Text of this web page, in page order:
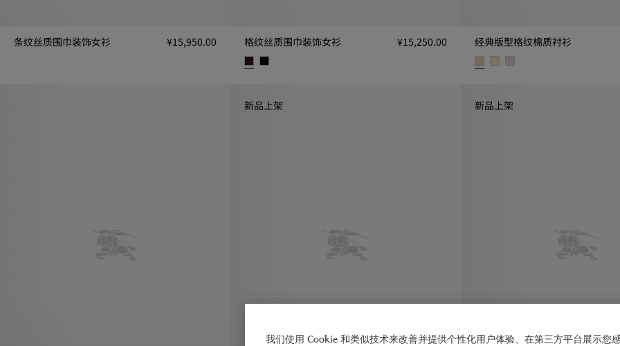
条纹丝质围巾装饰女衫
¥15,950.00
格纹丝质围巾装饰女衫 ¥15,250.00 经典版型格纹棉质衬衫
新品上架 新品上架
我们使用 Cookie 和类似技术来改善并提供个性化用户体验、在第三方平台展示您